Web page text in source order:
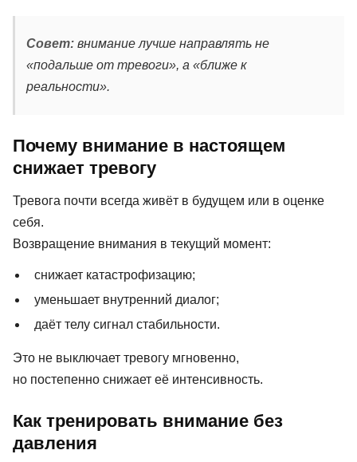
Совет: внимание лучше направлять не
«подальше от тревоги», а «ближе к
реальности».
Почему внимание в настоящем
снижает тревогу
Тревога почти всегда живёт в будущем или в оценке
себя.
Возвращение внимания в текущий момент:
снижает катастрофизацию;
уменьшает внутренний диалог;
даёт телу сигнал стабильности.
Это не выключает тревогу мгновенно,
но постепенно снижает её интенсивность.
Как тренировать внимание без
давления